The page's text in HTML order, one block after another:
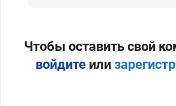
Чтобы оставить свой
войдитеили